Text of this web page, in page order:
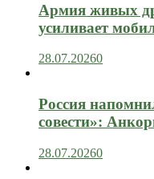
Армия живых
усиливает
28.07.20260
Россия
совести»:
28.07.20260